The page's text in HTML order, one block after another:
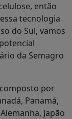
então
tecnologia
do Sul, vamos
da Semagro
por
Panamá,
Japão